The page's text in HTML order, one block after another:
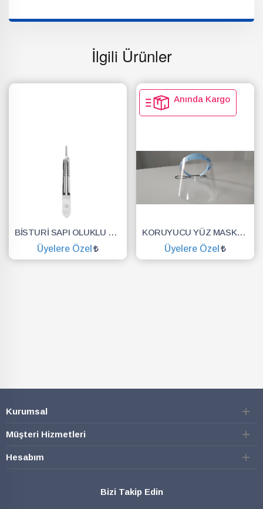
İlgili Ürünler
BİSTURİ SAPI OLUKLU NO.3
Üyelere Özel
Anında Kargo
KORUYUCU YÜZ MASKESİ SİPERLİK.YÜZ KALKANI.DENTAL MASKE
Üyelere Özel
Kurumsal
Müşteri Hizmetleri
Hesabım
Bizi Takip Edin